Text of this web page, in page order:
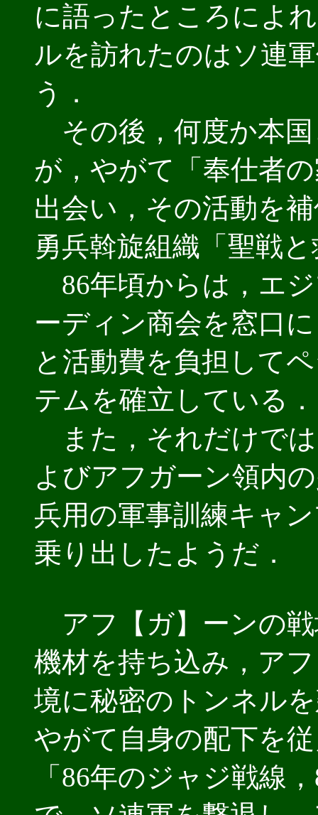
に語ったところによ
ルを訪れたのはソ連
う．
その後，何度か本
が，やがて「奉仕者
出会い，その活動を
勇兵斡旋組織「聖戦
86年頃からは，エ
ーディン商会を窓口
と活動費を負担して
テムを確立している．
また，それだけで
よびアフガーン領内
兵用の軍事訓練キャ
乗り出したようだ．
アフ【ガ】ーンの
機材を持ち込み，ア
境に秘密のトンネル
やがて自身の配下を
「86年のジャジ戦線